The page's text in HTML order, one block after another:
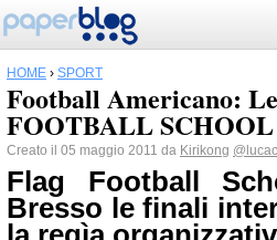
HOME › SPORT
Football Americano:
FOOTBALL SCHOOL
Creato il 05 maggio 2011 da Kirikong
Flag Football
Bresso le finali